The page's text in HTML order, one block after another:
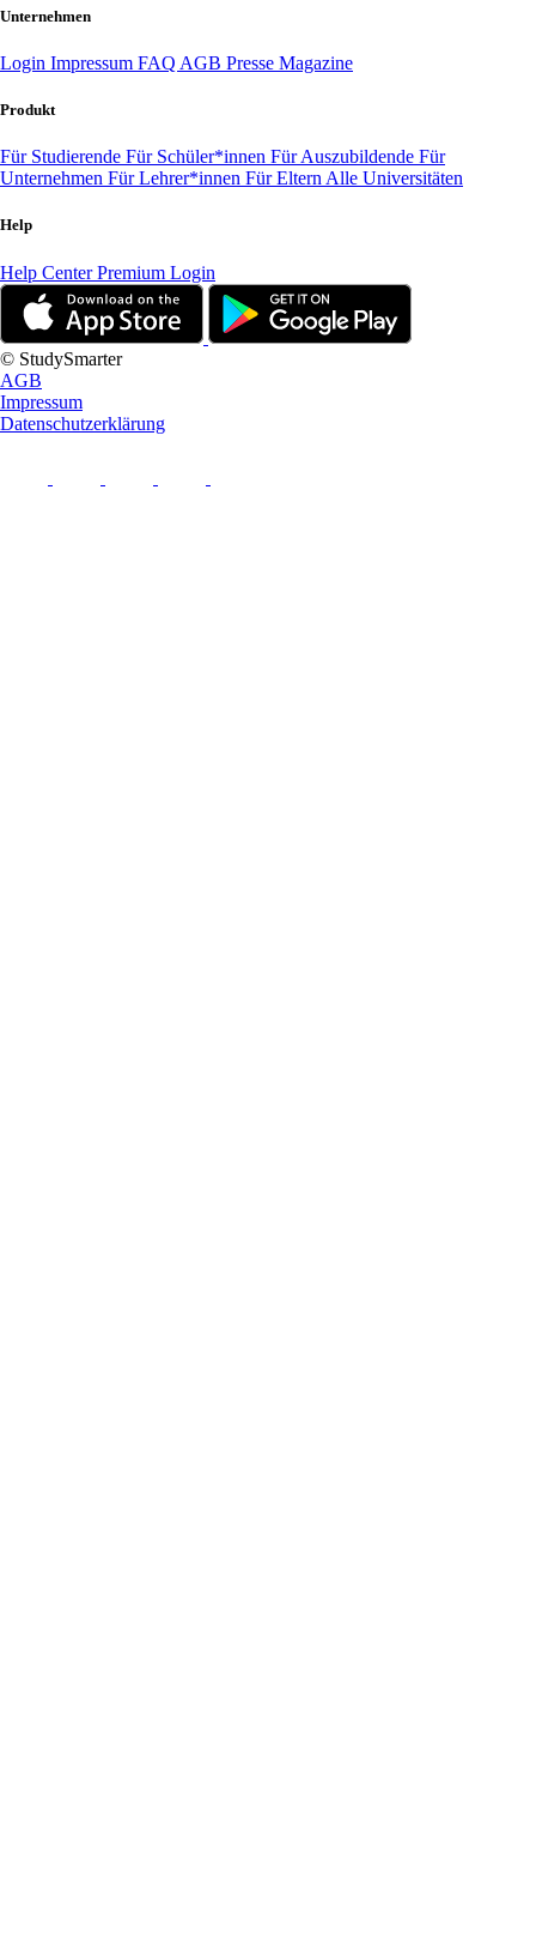
Unternehmen
Login Impressum FAQ AGB Presse Magazine
Produkt
Für Studierende Für Schüler*innen Für Auszubildende Für
Unternehmen Für Lehrer*innen Für Eltern Alle Universitäten
Help
Help CenterPremium Login
© StudySmarter
AGB
Impressum
Datenschutzerklärung